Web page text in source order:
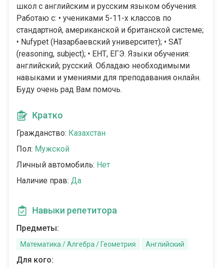
школ с английским и русским языком обучения.
Работаю с: • учениками 5-11-х классов по
стандартной, американской и британской системе;
• Nufypet (Назарбаевский университет); • SAT
(reasoning, subject); • ЕНТ, ЕГЭ. Языки обучения:
английский; русский. Обладаю необходимыми
навыками и умениями для преподавания онлайн.
Буду очень рад Вам помочь.
Кратко
Гражданство: Казахстан
Пол: Мужской
Личный автомобиль: Нет
Наличие прав: Да
Навыки репетитора
Предметы:
Математика / Алгебра / Геометрия Английский
Для кого: